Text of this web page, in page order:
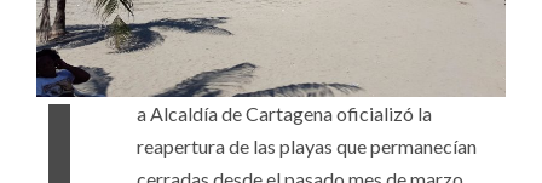
a Alcaldía de Cartagena oficializó la
reapertura de las playas que permanecían
cerradas desde el pasado mes de marzo,